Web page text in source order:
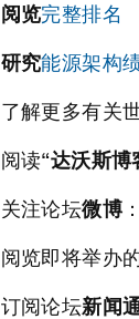
阅览完整排名
研究能源架构
了解更多有关
阅读“达沃斯博
关注论坛微博 ：
阅览即将举办
订阅论坛新闻